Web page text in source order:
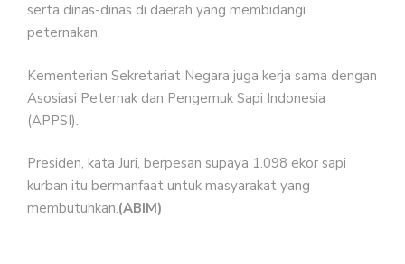
serta dinas-dinas di daerah yang membidangi
peternakan.
Kementerian Sekretariat Negara juga kerja sama dengan
Asosiasi Peternak dan Pengemuk Sapi Indonesia
(APPSI).
Presiden, kata Juri, berpesan supaya 1.098 ekor sapi
kurban itu bermanfaat untuk masyarakat yang
membutuhkan.(ABIM)